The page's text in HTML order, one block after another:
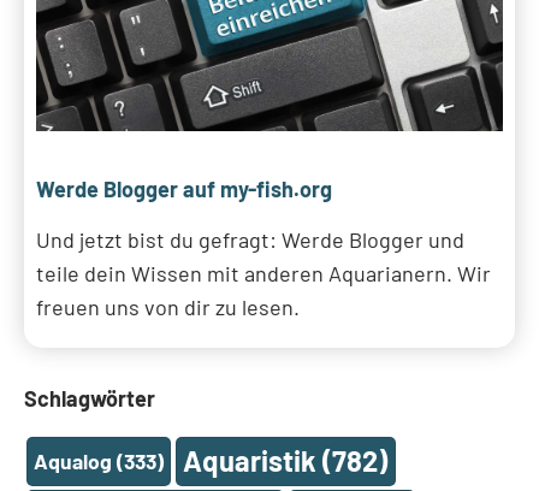
Werde Blogger auf my-fish.org
Und jetzt bist du gefragt: Werde Blogger und
teile dein Wissen mit anderen Aquarianern. Wir
freuen uns von dir zu lesen.
Schlagwörter
Aqualog (333) Aquaristik (782)